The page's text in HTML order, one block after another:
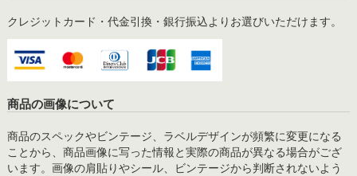
クレジットカード・代金引換・銀行振込よりお選びいただけます。
商品の画像について
商品のスペックやビンテージ、ラベルデザインが頻繁に変更になる
ことから、商品画像に写った情報と実際の商品が異なる場合がござ
います。画像の肩貼りやシール、ビンテージから判断されないよう